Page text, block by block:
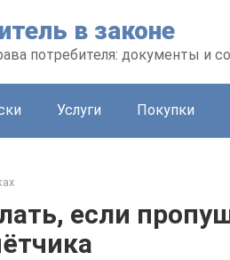
в законе
потребителя: документы и
Услуги Покупки
если